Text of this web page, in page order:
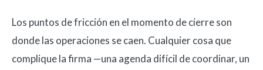
Los puntos de fricción en el momento de cierre son
donde las operaciones se caen. Cualquier cosa que
complique la firma —una agenda difícil de coordinar, un